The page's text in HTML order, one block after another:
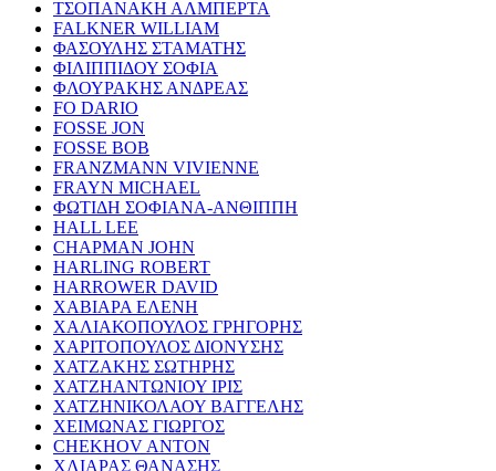
ΤΣΟΠΑΝΑΚΗ ΑΛΜΠΕΡΤΑ
FALKNER WILLIAM
ΦΑΣΟΥΛΗΣ ΣΤΑΜΑΤΗΣ
ΦΙΛΙΠΠΙΔΟΥ ΣΟΦΙΑ
ΦΛΟΥΡΑΚΗΣ ΑΝΔΡΕΑΣ
FO DARIO
FOSSE JON
FOSSE BOB
FRANZMANN VIVIENNE
FRAYN MICHAEL
ΦΩΤΙΔΗ ΣΟΦΙΑΝΑ-ΑΝΘΙΠΠΗ
HALL LEE
CHAPMAN JOHN
HARLING ROBERT
HARROWER DAVID
ΧΑΒΙΑΡΑ ΕΛΕΝΗ
ΧΑΛΙΑΚΟΠΟΥΛΟΣ ΓΡΗΓΟΡΗΣ
ΧΑΡΙΤΟΠΟΥΛΟΣ ΔΙΟΝΥΣΗΣ
ΧΑΤΖΑΚΗΣ ΣΩΤΗΡΗΣ
ΧΑΤΖΗΑΝΤΩΝΙΟΥ ΙΡΙΣ
ΧΑΤΖΗΝΙΚΟΛΑΟΥ ΒΑΓΓΕΛΗΣ
ΧΕΙΜΩΝΑΣ ΓΙΩΡΓΟΣ
CHEKHOV ANTON
ΧΛΙΑΡΑΣ ΘΑΝΑΣΗΣ